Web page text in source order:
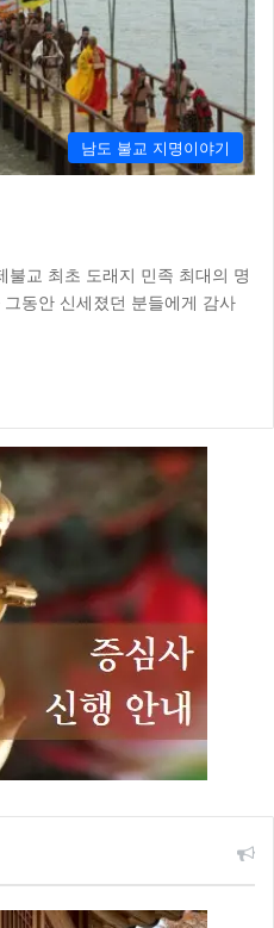
남도 불교 지명이야기
교 최초 도래지 민족 최대의 명
동안 신세졌던 분들에게 감사